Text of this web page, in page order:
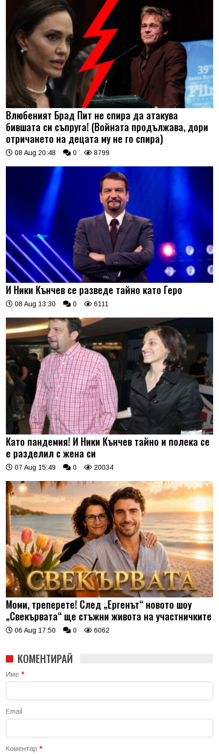
Влюбеният Брад Пит не спира да атакува
бившата си съпруга! (Войната продължава, дори
отричането на децата му не го спира)
08 Aug 20:48 0 8799
И Ники Кънчев се разведе тайно като Геро
08 Aug 13:30 0 6111
Като пандемия! И Ники Кънчев тайно и полека се
е разделил с жена си
07 Aug 15:49 0 20034
Моми, треперете! След „Ергенът“ новото шоу
„Свекървата“ ще стъжни живота на участничките
06 Aug 17:50 0 6062
КОМЕНТИРАЙ
Име *
Email
Коментар *